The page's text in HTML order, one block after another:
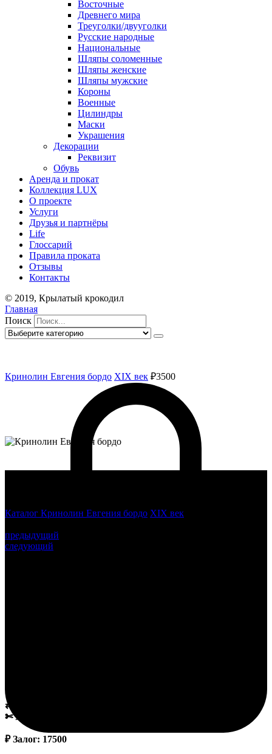
Восточные
Древнего мира
Треуголки/двууголки
Русские народные
Национальные
Шляпы соломенные
Шляпы женские
Шляпы мужские
Короны
Военные
Цилиндры
Маски
Украшения
Декорации
Реквизит
Обувь
Аренда и прокат
Коллекция LUX
О проекте
Услуги
Друзья и партнёры
Life
Глоссарий
Правила проката
Отзывы
Контакты
© 2019, Крылатый крокодил
Главная
Поиск
Кринолин Евгения бордо XIX век ₽3500
Каталог Кринолин Евгения бордо XIX век
предыдущий
следующий
⇄ Размер: 40-44
✄ Материал: Шелк, вискоза
₽ Залог: 17500